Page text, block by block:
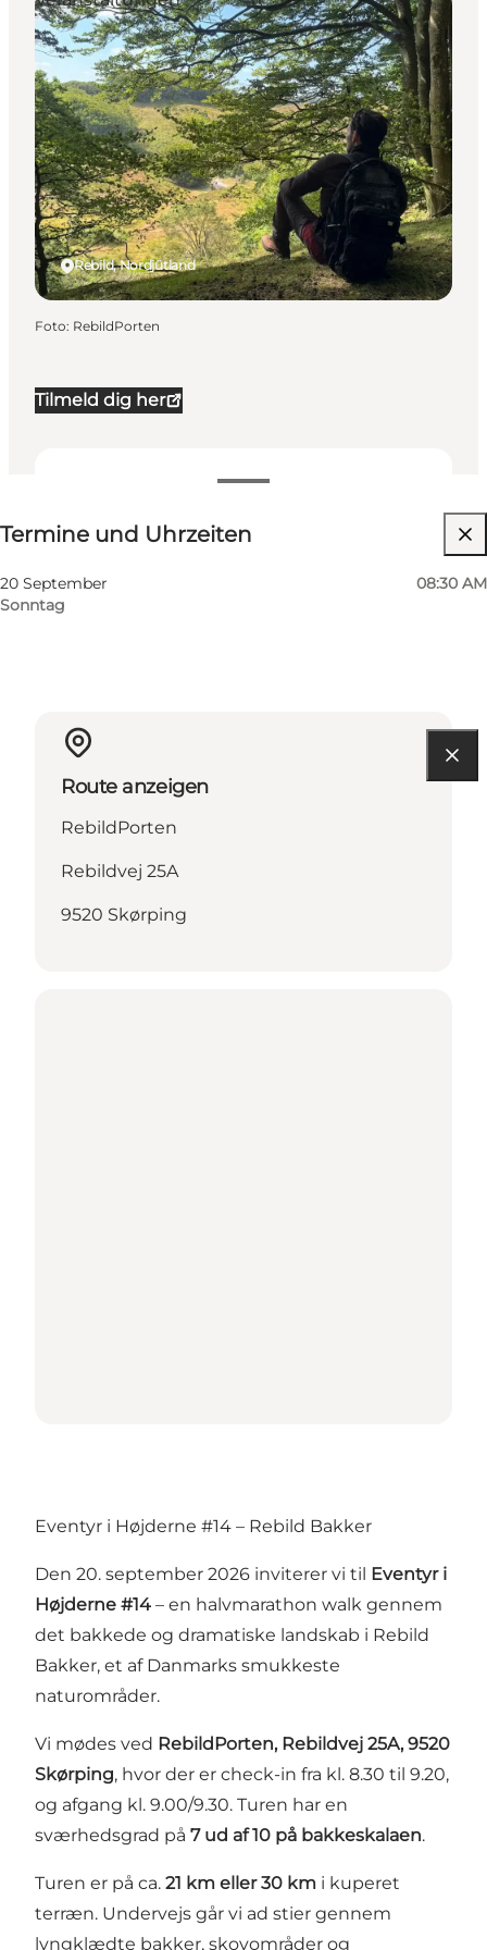
Tilmeld dig her
Termine und Uhrzeiten
Termine und Uhrzeiten
20 September
Sonntag
08:30 AM
Website besuchen
Rebild, Nordjütland
Foto: RebildPorten
Route anzeigen
RebildPorten
Rebildvej 25A
9520 Skørping
Eventyr i Højderne #14 – Rebild Bakker
Den 20. september 2026 inviterer vi til Eventyr i
Højderne #14 – en halvmarathon walk gennem
det bakkede og dramatiske landskab i Rebild
Bakker, et af Danmarks smukkeste
naturområder.
Vi mødes ved RebildPorten, Rebildvej 25A, 9520
Skørping, hvor der er check-in fra kl. 8.30 til 9.20,
og afgang kl. 9.00/9.30. Turen har en
sværhedsgrad på 7 ud af 10 på bakkeskalaen.
Turen er på ca. 21 km eller 30 km i kuperet
terræn. Undervejs går vi ad stier gennem
lyngklædte bakker, skovområder og